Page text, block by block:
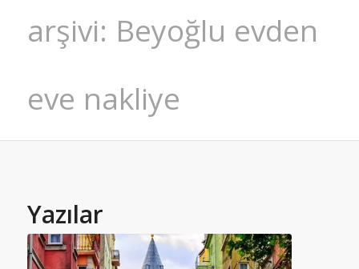
arşivi: Beyoğlu evden
eve nakliye
Yazılar